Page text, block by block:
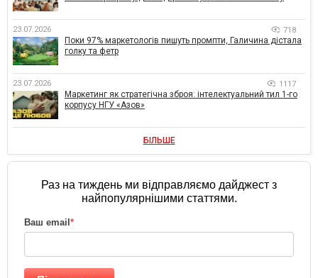
23.07.2026 718
Поки 97% маркетологів пишуть промпти, Галичина дістала
голку та фетр
23.07.2026 1117
Маркетинг як стратегічна зброя: інтелектуальний тил 1-го
корпусу НГУ «Азов»
БІЛЬШЕ
Раз на тиждень ми відправляємо дайджест з
найпопулярнішими статтями.
Ваш email *